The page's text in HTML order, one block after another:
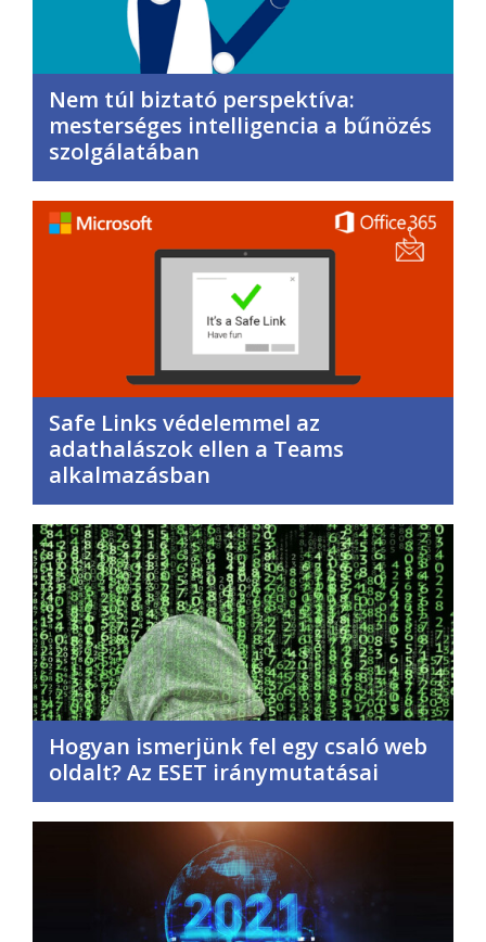
Nem túl biztató perspektíva:
mesterséges intelligencia a bűnözés
szolgálatában
Safe Links védelemmel az
adathalászok ellen a Teams
alkalmazásban
Hogyan ismerjünk fel egy csaló web
oldalt? Az ESET iránymutatásai